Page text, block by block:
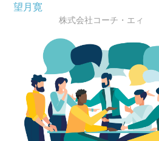
望月寛
株式会社コーチ・エィ